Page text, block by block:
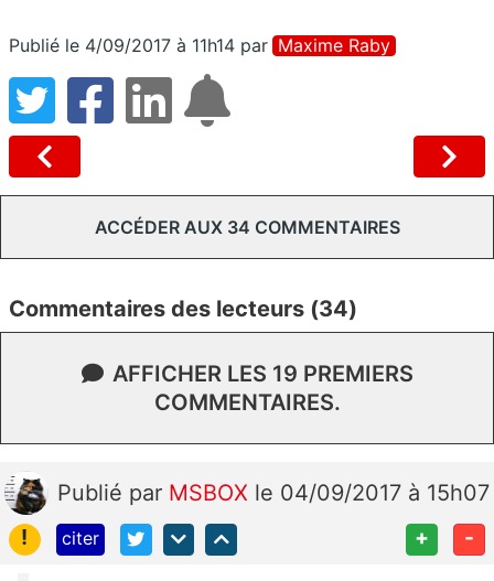
Publié le 4/09/2017 à 11h14 par Maxime Raby
ACCÉDER AUX 34 COMMENTAIRES
Commentaires des lecteurs (34)
AFFICHER LES 19 PREMIERS
COMMENTAIRES.
Publié par MSBOX le 04/09/2017 à 15h07
!
citer + -